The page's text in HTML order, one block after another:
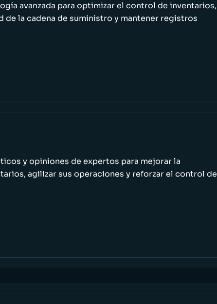
avanzada para optimizar el control de inventarios,
la cadena de suministro y mantener registros
y opiniones de expertos para mejorar la
agilizar sus operaciones y reforzar el control de